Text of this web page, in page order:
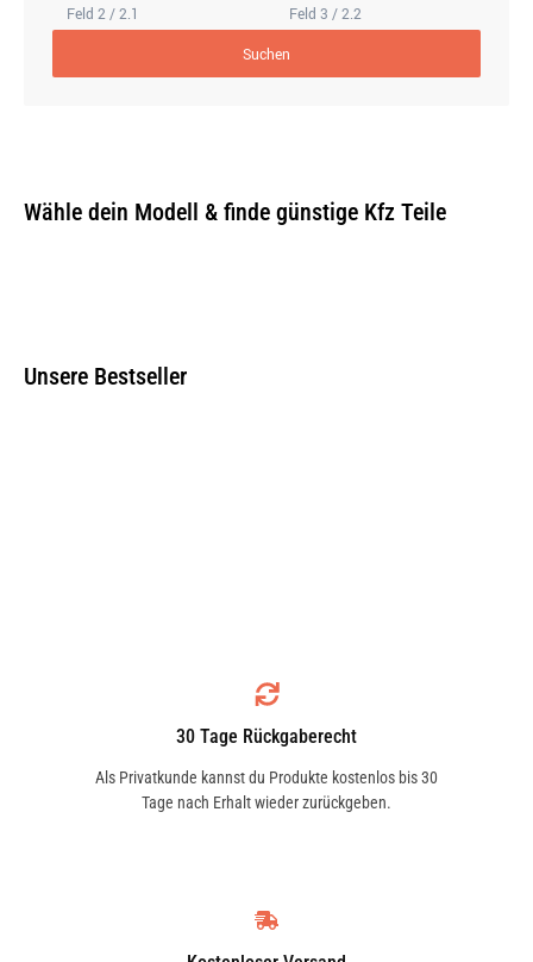
Feld 2 / 2.1 Feld 3 / 2.2
Suchen
Wähle dein Modell & finde günstige Kfz Teile
Unsere Bestseller
30 Tage Rückgaberecht
Als Privatkunde kannst du Produkte kostenlos bis 30
Tage nach Erhalt wieder zurückgeben.